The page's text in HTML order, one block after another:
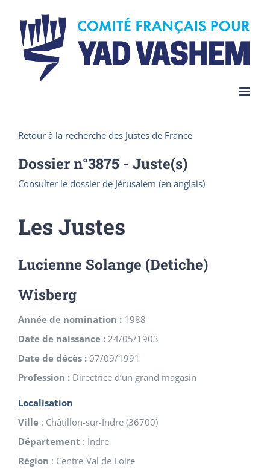
content
Retour à la recherche des Justes de France
Dossier n°3875 - Juste(s)
Consulter le dossier de Jérusalem (en anglais)
Les Justes
Lucienne Solange (Detiche)
Wisberg
Année de nomination : 1988
Date de naissance : 24/05/1903
Date de décès : 07/09/1991
Profession : Directrice d’un grand magasin
Localisation
Ville : Châtillon-sur-Indre (36700)
Département : Indre
Région : Centre-Val de Loire